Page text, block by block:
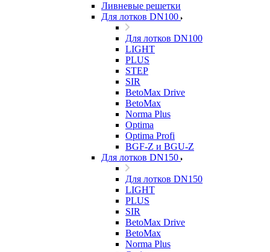
Ливневые решетки
Для лотков DN100
Для лотков DN100
LIGHT
PLUS
STEP
SIR
BetoMax Drive
BetoMax
Norma Plus
Optima
Optima Profi
BGF-Z и BGU-Z
Для лотков DN150
Для лотков DN150
LIGHT
PLUS
SIR
BetoMax Drive
BetoMax
Norma Plus